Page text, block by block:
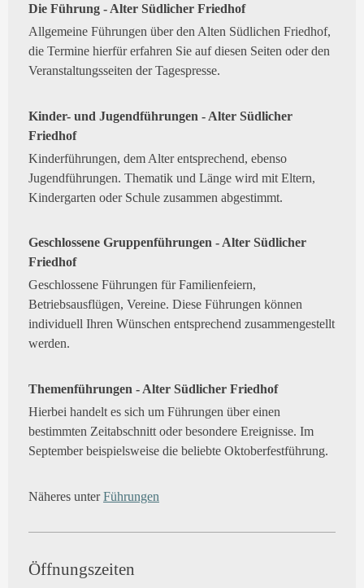
Die Führung - Alter Südlicher Friedhof
Allgemeine Führungen über den Alten Südlichen Friedhof,
die Termine hierfür erfahren Sie auf diesen Seiten oder den
Veranstaltungsseiten der Tagespresse.
Kinder- und Jugendführungen - Alter Südlicher
Friedhof
Kinderführungen, dem Alter entsprechend, ebenso
Jugendführungen. Thematik und Länge wird mit Eltern,
Kindergarten oder Schule zusammen abgestimmt.
Geschlossene Gruppenführungen - Alter Südlicher
Friedhof
Geschlossene Führungen für Familienfeiern,
Betriebsausflügen, Vereine. Diese Führungen können
individuell Ihren Wünschen entsprechend zusammengestellt
werden.
Themenführungen - Alter Südlicher Friedhof
Hierbei handelt es sich um Führungen über einen
bestimmten Zeitabschnitt oder besondere Ereignisse. Im
September beispielsweise die beliebte Oktoberfestführung.
Näheres unterFührungen
Öffnungszeiten